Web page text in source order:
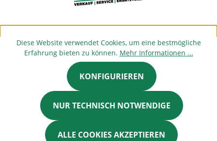
Diese Website verwendet Cookies, um eine bestmögliche
Erfahrung bieten zu können. Mehr Informationen ...
NUR TECHNISCH NOTWENDIGE
KONFIGURIEREN
ALLE COOKIES AKZEPTIEREN